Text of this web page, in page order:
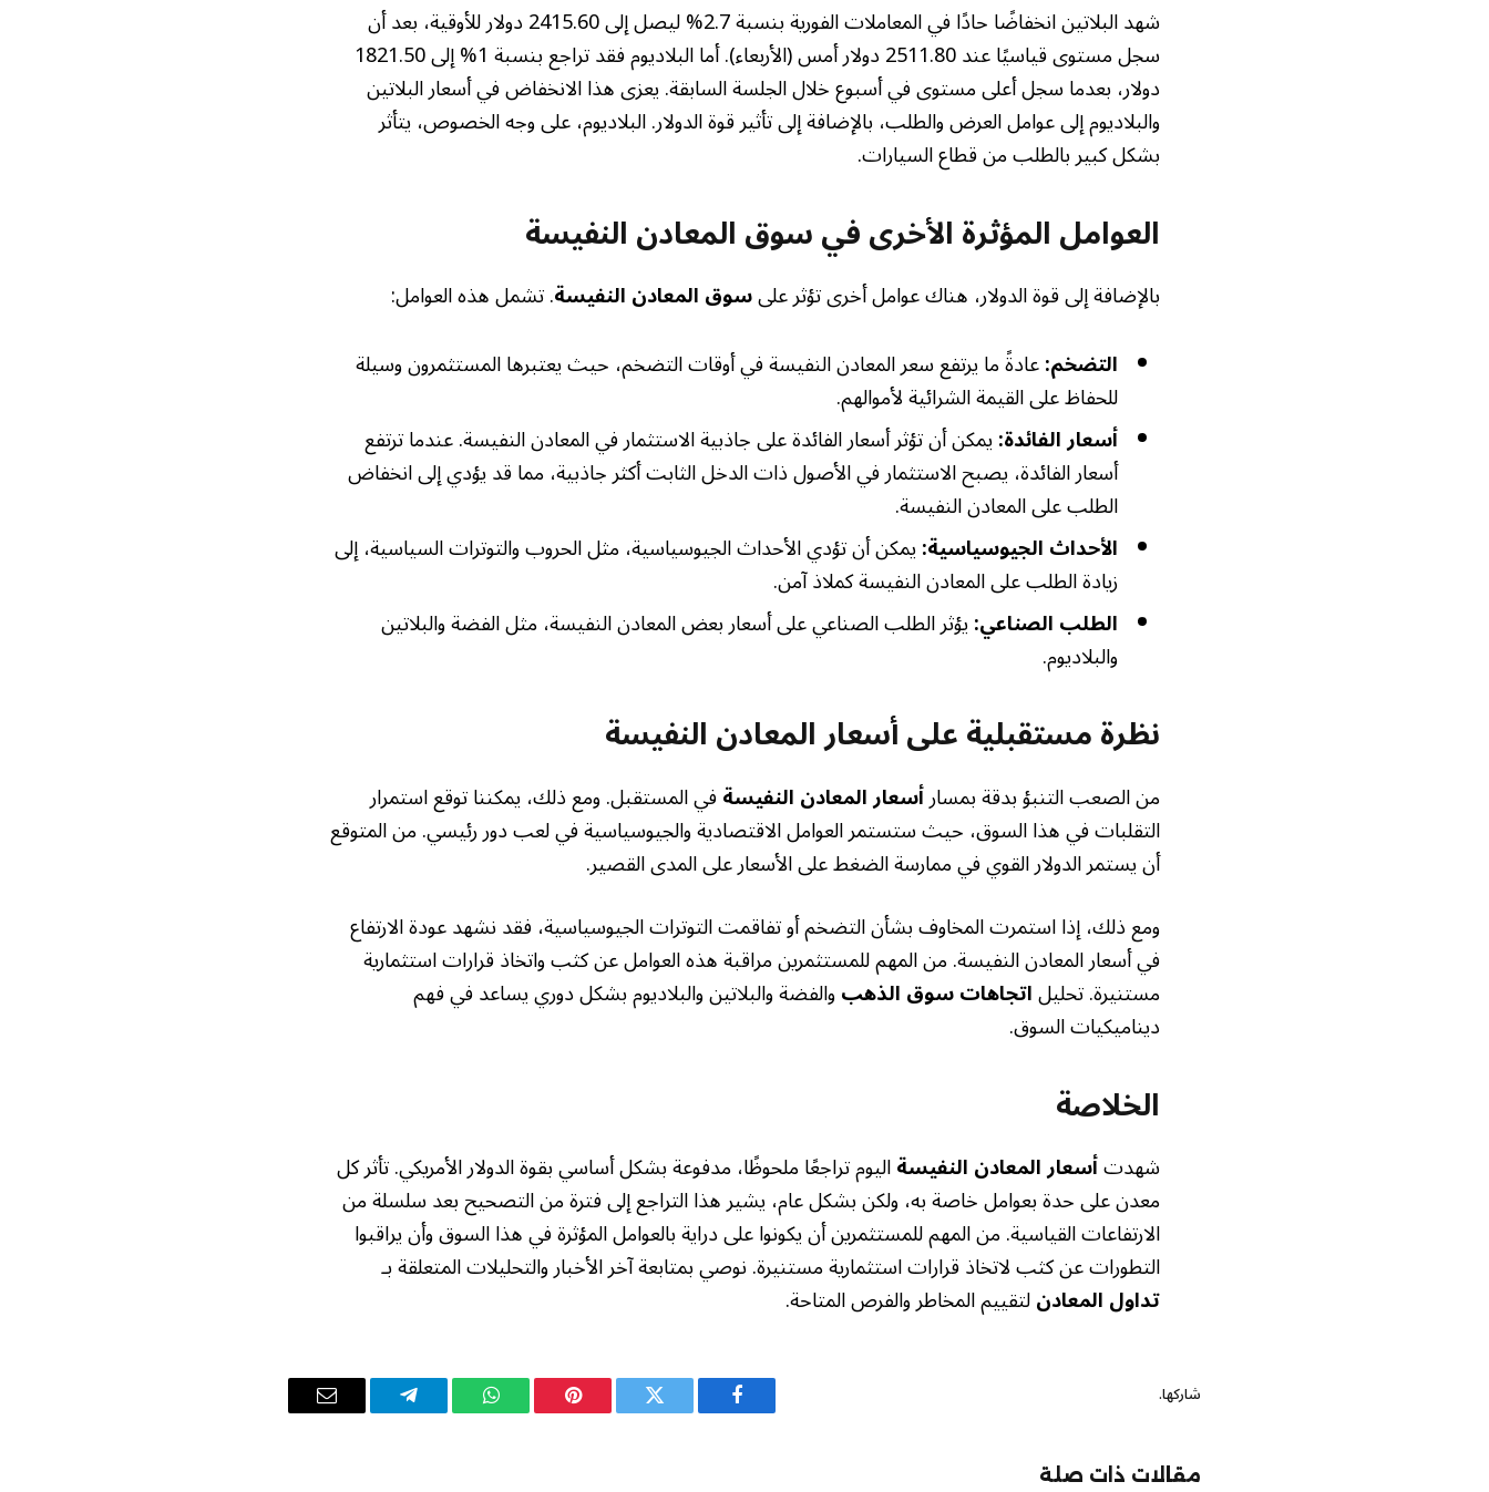
شهد البلاتين انخفاضًا حادًا في المعاملات الفورية بنسبة 2.7% ليصل إلى 2415.60 دولار للأوقية، بعد أن
سجل مستوى قياسيًا عند 2511.80 دولار أمس (الأربعاء). أما البلاديوم فقد تراجع بنسبة 1% إلى 1821.50
دولار، بعدما سجل أعلى مستوى في أسبوع خلال الجلسة السابقة. يعزى هذا الانخفاض في أسعار البلاتين
والبلاديوم إلى عوامل العرض والطلب، بالإضافة إلى تأثير قوة الدولار. البلاديوم، على وجه الخصوص، يتأثر
بشكل كبير بالطلب من قطاع السيارات.
العوامل المؤثرة الأخرى في سوق المعادن النفيسة
بالإضافة إلى قوة الدولار، هناك عوامل أخرى تؤثر علىسوق المعادن النفيسة. تشمل هذه العوامل:
التضخم:عادةً ما يرتفع سعر المعادن النفيسة في أوقات التضخم، حيث يعتبرها المستثمرون وسيلة
للحفاظ على القيمة الشرائية لأموالهم.
أسعار الفائدة:يمكن أن تؤثر أسعار الفائدة على جاذبية الاستثمار في المعادن النفيسة. عندما ترتفع
أسعار الفائدة، يصبح الاستثمار في الأصول ذات الدخل الثابت أكثر جاذبية، مما قد يؤدي إلى انخفاض
الطلب على المعادن النفيسة.
الأحداث الجيوسياسية:يمكن أن تؤدي الأحداث الجيوسياسية، مثل الحروب والتوترات السياسية، إلى
زيادة الطلب على المعادن النفيسة كملاذ آمن.
الطلب الصناعي:يؤثر الطلب الصناعي على أسعار بعض المعادن النفيسة، مثل الفضة والبلاتين
والبلاديوم.
نظرة مستقبلية على أسعار المعادن النفيسة
من الصعب التنبؤ بدقة بمسارأسعار المعادن النفيسةفي المستقبل. ومع ذلك، يمكننا توقع استمرار
التقلبات في هذا السوق، حيث ستستمر العوامل الاقتصادية والجيوسياسية في لعب دور رئيسي. من المتوقع
أن يستمر الدولار القوي في ممارسة الضغط على الأسعار على المدى القصير.
ومع ذلك، إذا استمرت المخاوف بشأن التضخم أو تفاقمت التوترات الجيوسياسية، فقد نشهد عودة الارتفاع
في أسعار المعادن النفيسة. من المهم للمستثمرين مراقبة هذه العوامل عن كثب واتخاذ قرارات استثمارية
مستنيرة. تحليلاتجاهات سوق الذهبوالفضة والبلاتين والبلاديوم بشكل دوري يساعد في فهم
ديناميكيات السوق.
الخلاصة
شهدتأسعار المعادن النفيسةاليوم تراجعًا ملحوظًا، مدفوعة بشكل أساسي بقوة الدولار الأمريكي. تأثر كل
معدن على حدة بعوامل خاصة به، ولكن بشكل عام، يشير هذا التراجع إلى فترة من التصحيح بعد سلسلة من
الارتفاعات القياسية. من المهم للمستثمرين أن يكونوا على دراية بالعوامل المؤثرة في هذا السوق وأن يراقبوا
التطورات عن كثب لاتخاذ قرارات استثمارية مستنيرة. نوصي بمتابعة آخر الأخبار والتحليلات المتعلقة بـ
تداول المعادنلتقييم المخاطر والفرص المتاحة.
شاركها.
فيسبوك تويتر بينتيريستواتساب تيلقرام
البريد
مقالات ذات صلة